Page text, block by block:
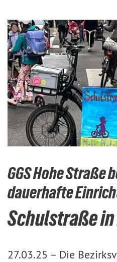
GGS Hohe Straße
dauerhafte
Schulstraße in
27.03.25 – Die